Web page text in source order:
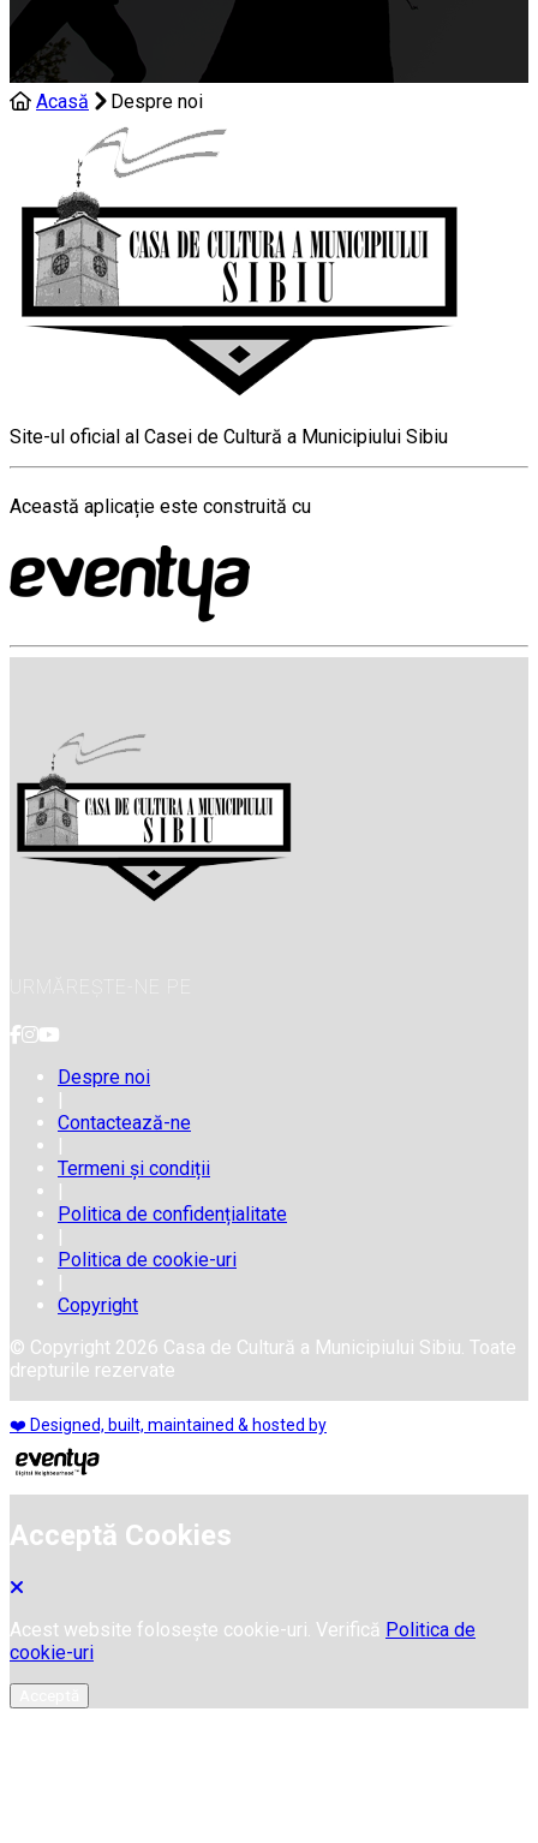
Acasă Despre noi
Site-ul oficial al Casei de Cultură a Municipiului Sibiu
Această aplicație este construită cu
URMĂREȘTE-NE PE
Despre noi
Contactează-ne
Termeni și condiții
Politica de confidențialitate
Politica de cookie-uri
Copyright
© Copyright 2026 Casa de Cultură a Municipiului Sibiu. Toate
drepturile rezervate
❤️ Designed, built, maintained & hosted by
Acceptă Cookies
Acest website folosește cookie-uri. Verifică Politica de
cookie-uri